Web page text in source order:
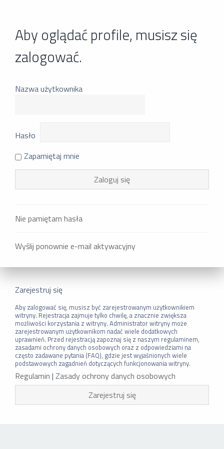
Aby oglądać profile, musisz się
zalogować.
Nazwa użytkownika
Hasło
Zapamiętaj mnie
Nie pamiętam hasła
Wyślij ponownie e-mail aktywacyjny
Zarejestruj się
Aby zalogować się, musisz być zarejestrowanym użytkownikiem
witryny. Rejestracja zajmuje tylko chwilę, a znacznie zwiększa
możliwości korzystania z witryny. Administrator witryny może
zarejestrowanym użytkownikom nadać wiele dodatkowych
uprawnień. Przed rejestracją zapoznaj się z naszym regulaminem,
zasadami ochrony danych osobowych oraz z odpowiedziami na
często zadawane pytania (FAQ), gdzie jest wyjaśnionych wiele
podstawowych zagadnień dotyczących funkcjonowania witryny.
Regulamin | Zasady ochrony danych osobowych
Zarejestruj się